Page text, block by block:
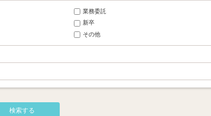
業務委託
新卒
その他